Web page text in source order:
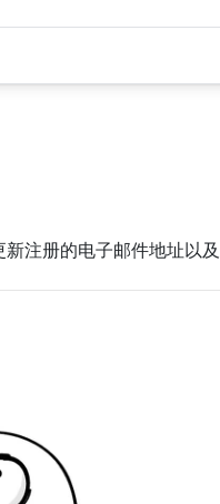
注册的电子邮件地址以